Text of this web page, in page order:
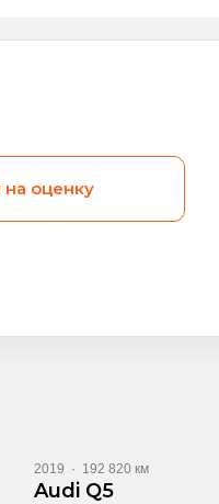
на оценку
2019 · 192 820 км
Audi Q5